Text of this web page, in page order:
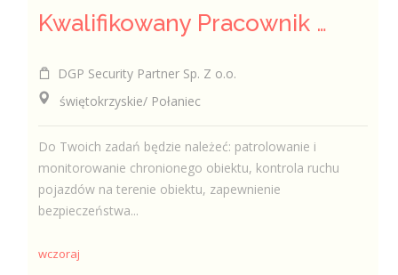
Kwalifikowany Pracownik / Kwalifikowana Pracowniczka Ochrony
DGP Security Partner Sp. Z o.o.
świętokrzyskie/ Połaniec
Do Twoich zadań będzie należeć: patrolowanie i
monitorowanie chronionego obiektu, kontrola ruchu
pojazdów na terenie obiektu, zapewnienie
bezpieczeństwa...
wczoraj